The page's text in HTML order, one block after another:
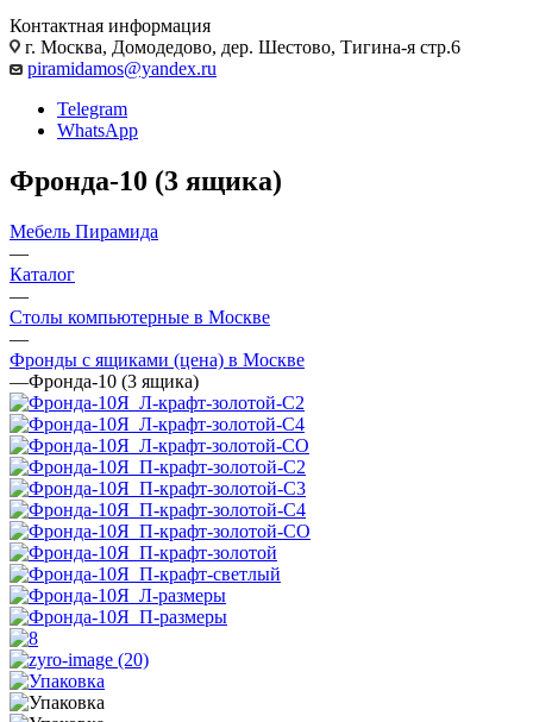
Контактная информация
г. Москва, Домодедово, дер. Шестово, Тигина-я стр.6
piramidamos@yandex.ru
Telegram
WhatsApp
Фронда-10 (3 ящика)
Мебель Пирамида
—
Каталог
—
Столы компьютерные в Москве
—
Фронды с ящиками (цена) в Москве
—Фронда-10 (3 ящика)